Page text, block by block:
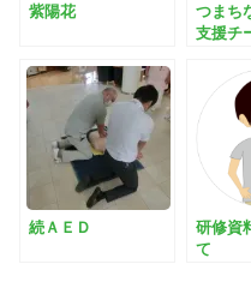
紫陽花
つまち
支援チ
続ＡＥＤ
研修資
て